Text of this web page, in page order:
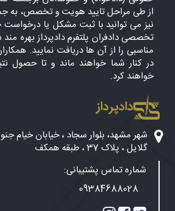
از طی مراحل تایید هویت و تخصص، به
نیز می توانید با ثبت مشکل یا درخواست
تخصصی دادفران پلتفرم دادپرداز بهره
مناسبی را از آن ها دریافت نمایید.
در کنار شما خواهند ماند و تا حصول
خواهند کرد.
دادپرداز
گلایل ، پلاک 37 ، طبقه همکف
شماره تماس پشتیبانی:
09384688028